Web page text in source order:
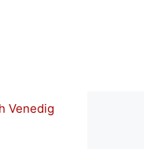
Venedig